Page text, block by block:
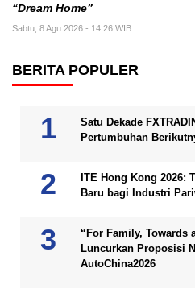
“Dream Home”
Sabtu, 8 Agu 2026 - 14:26 WIB
BERITA POPULER
Satu Dekade
Pertumbuhan
ITE Hong Kong 2026:
Baru bagi Industri
“For Family, Towards
Luncurkan Proposisi
AutoChina2026